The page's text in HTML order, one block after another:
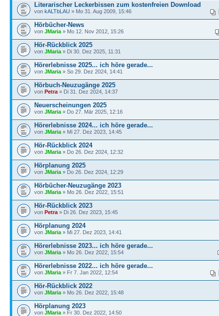
Literarischer Leckerbissen zum kostenfreien Download
von kALTbLAU » Mo 31. Aug 2009, 15:46
Hörbücher-News
von JMaria » Mo 12. Nov 2012, 15:26
Hör-Rückblick 2025
von JMaria » Di 30. Dez 2025, 11:31
Hörerlebnisse 2025... ich höre gerade...
von JMaria » So 29. Dez 2024, 14:41
Hörbuch-Neuzugänge 2025
von Petra » Di 31. Dez 2024, 14:37
Neuerscheinungen 2025
von JMaria » Do 27. Mär 2025, 12:16
Hörerlebnisse 2024... ich höre gerade...
von JMaria » Mi 27. Dez 2023, 14:45
Hör-Rückblick 2024
von JMaria » Do 26. Dez 2024, 12:32
Hörplanung 2025
von JMaria » Do 26. Dez 2024, 12:29
Hörbücher-Neuzugänge 2023
von JMaria » Mo 26. Dez 2022, 15:51
Hör-Rückblick 2023
von Petra » Di 26. Dez 2023, 15:45
Hörplanung 2024
von JMaria » Mi 27. Dez 2023, 14:41
Hörerlebnisse 2023... ich höre gerade...
von JMaria » Mo 26. Dez 2022, 15:54
Hörerlebnisse 2022... ich höre gerade...
von JMaria » Fr 7. Jan 2022, 12:54
Hör-Rückblick 2022
von JMaria » Mo 26. Dez 2022, 15:48
Hörplanung 2023
von JMaria » Fr 30. Dez 2022, 14:50